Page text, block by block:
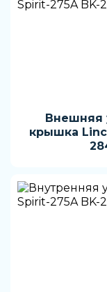
Внешняя
крышка